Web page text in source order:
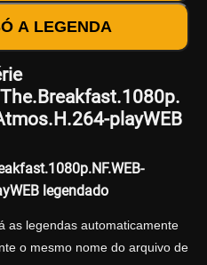
A LEGENDA
playWEB
legendado
as legendas automaticamente
o mesmo nome do arquivo de